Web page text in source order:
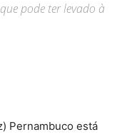
pode ter levado à
Pernambuco está